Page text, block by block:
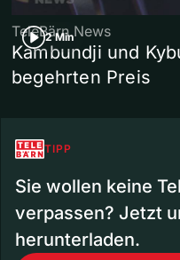
2 Min
TeleBärn News
Kambundji und
begehrten Preis
TIPP
Sie wollen keine
verpassen? Jetzt
herunterladen.